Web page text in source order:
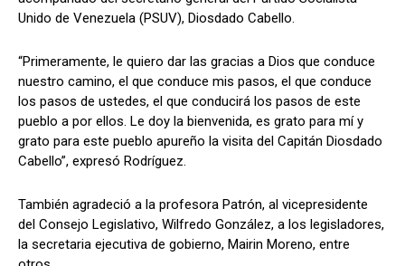
Unido de Venezuela (PSUV), Diosdado Cabello.
“Primeramente, le quiero dar las gracias a Dios que conduce
nuestro camino, el que conduce mis pasos, el que conduce
los pasos de ustedes, el que conducirá los pasos de este
pueblo a por ellos. Le doy la bienvenida, es grato para mí y
grato para este pueblo apureño la visita del Capitán Diosdado
Cabello”, expresó Rodríguez.
También agradeció a la profesora Patrón, al vicepresidente
del Consejo Legislativo, Wilfredo González, a los legisladores,
la secretaria ejecutiva de gobierno, Mairin Moreno, entre